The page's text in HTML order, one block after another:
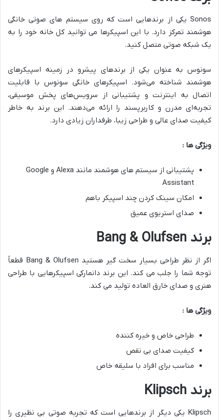
Sonos یکی از برندهایی است که روی سیستم های صوتی خانگی
هوشمند تمرکز دارد. با این اسپیکرها می توانید کل خانه خود را به
یک شبکه صوتی متصل کنید.
سونوس به عنوان یکی از برندهای پیشرو در زمینه اسپیکرهای
هوشمند شناخته می‌شود. اسپیکرهای خانگی سونوس با قابلیت
اتصال به اینترنت و پشتیبانی از سرویس‌های پخش موسیقی،
تجربه‌ای مدرن و کاربرپسند را ارائه می‌دهند. این برند به خاطر
کیفیت صدای عالی و طراحی زیبا، طرفداران زیادی دارد.
ویژگی ها :
پشتیبانی از سیستم های هوشمند مانند Alexa و Google
Assistant
امکان سینک کردن چند اسپیکر باهم
صدای استریوی عمیق
برند Bang & Olufsen
اگر از نظر طراحی بسیار سخت گیر هستید Bang & Olufsen قطعاً
توجه شما را جلب می کند. این برند دانمارکی اسپیکرهایی با طراحی
هنری و صدای خارق العاده تولید می کند.
ویژگی ها :
طراحی خاص و خیره کننده
کیفیت صدای بی نقص
مناسب برای افراد با سلیقه خاص
برند Klipsch
Klipsch یکی دیگر از برندهایی است که تجربه صوتی بی نظیری را